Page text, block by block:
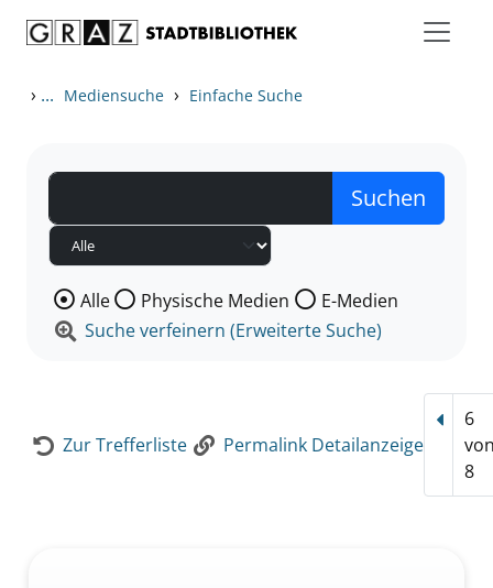
› ... Mediensuche › Einfache Suche
Wählen Sie die Medienart nach der Sie suchen wollen.
Alle Physische Medien
E-Medien
Suche verfeinern (Erweiterte Suche)
Zur Trefferliste Permalink Detailanzeige
6
8